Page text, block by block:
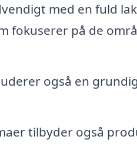
med en fuld
fokuserer på de
også en
tilbyder også